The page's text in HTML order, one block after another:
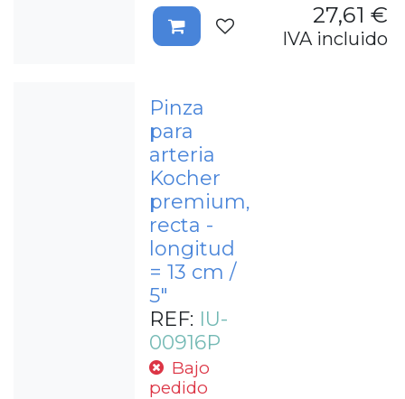
27,61 €
IVA incluido
Pinza
para
arteria
Kocher
premium,
recta -
longitud
= 13 cm /
5"
REF: IU-
00916P
Bajo
pedido